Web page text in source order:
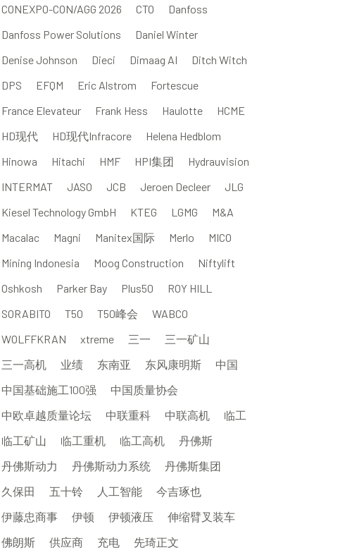
CONEXPO-CON/AGG 2026
CTO
Danfoss
Danfoss Power Solutions
Daniel Winter
Denise Johnson
Dieci Dimaag AI
Ditch Witch
DPS
EFQM Eric Alstrom
Fortescue
France Elevateur
Frank Hess Haulotte
HCME
HD现代
HD现代Infracore
Helena Hedblom
Hinowa
Hitachi HMF HPI集团
Hydrauvision
INTERMAT
JASO JCB Jeroen Decleer
JLG
Kiesel Technology GmbH
KTEG LGMG
M&A
Macalac
Magni Manitex国际 Merlo
MICO
Mining Indonesia
Moog Construction
Niftylift
Oshkosh
Parker Bay Plus50
ROY HILL
SORABITO
T50 T50峰会
WABCO
WOLFFKRAN
xtreme 三一
三一矿山
三一高机
业绩 东南亚 东风康明斯
中国
中国基础施工100强
中国质量协会
中欧卓越质量论坛
中联重科 中联高机
临工
临工矿山
临工重机 临工高机
丹佛斯
丹佛斯动力
丹佛斯动力系统
丹佛斯集团
久保田
五十铃 人工智能
今吉琢也
伊藤忠商事
伊顿 伊顿液压
伸缩臂叉装车
佛朗斯
供应商 充电
先琦正文